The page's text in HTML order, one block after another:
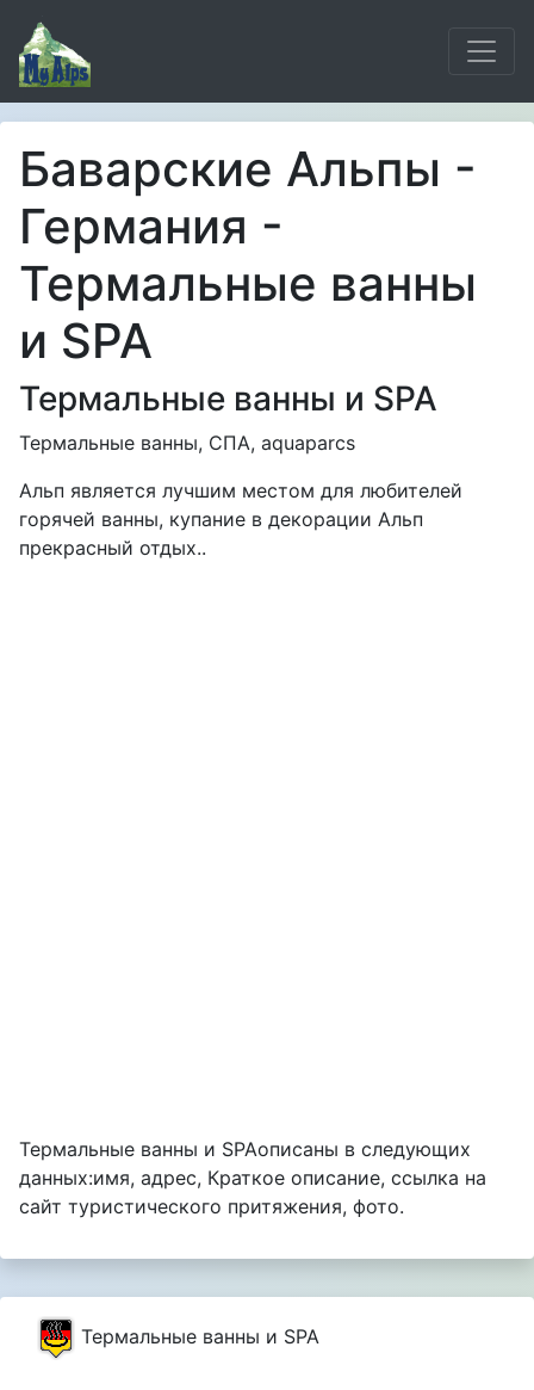
Баварские Альпы -
Германия -
Термальные ванны
и SPA
Термальные ванны и SPA
Термальные ванны, СПА, aquaparcs
Альп является лучшим местом для любителей
горячей ванны, купание в декорации Альп
прекрасный отдых..
Термальные ванны и SPAописаны в следующих
данных:имя, адрес, Краткое описание, ссылка на
сайт туристического притяжения, фото.
Термальные ванны и SPA